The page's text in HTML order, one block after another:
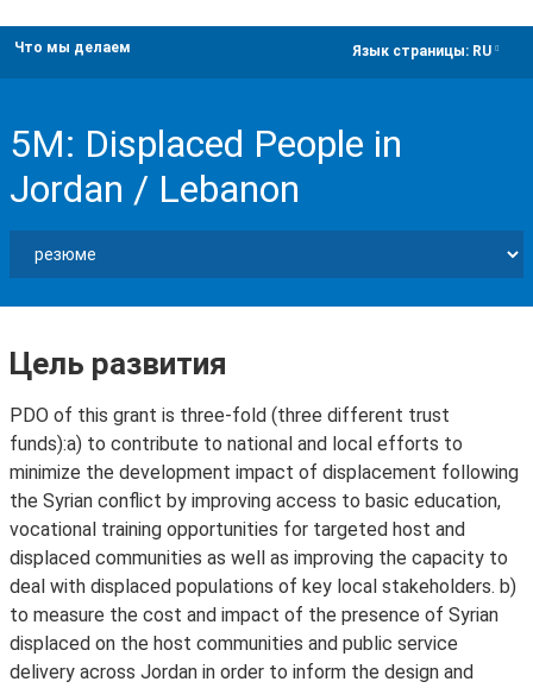
Что мы делаем Язык страницы: RU
5M: Displaced People in
Jordan / Lebanon
Цель развития
PDO of this grant is three-fold (three different trust
funds):a) to contribute to national and local efforts to
minimize the development impact of displacement following
the Syrian conflict by improving access to basic education,
vocational training opportunities for targeted host and
displaced communities as well as improving the capacity to
deal with displaced populations of key local stakeholders. b)
to measure the cost and impact of the presence of Syrian
displaced on the host communities and public service
delivery across Jordan in order to inform the design and